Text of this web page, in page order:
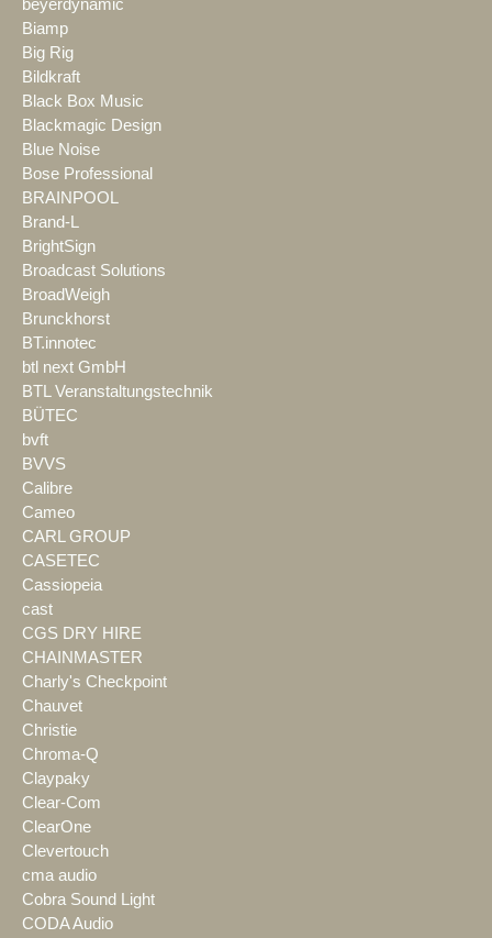
beyerdynamic
Biamp
Big Rig
Bildkraft
Black Box Music
Blackmagic Design
Blue Noise
Bose Professional
BRAINPOOL
Brand-L
BrightSign
Broadcast Solutions
BroadWeigh
Brunckhorst
BT.innotec
btl next GmbH
BTL Veranstaltungstechnik
BÜTEC
bvft
BVVS
Calibre
Cameo
CARL GROUP
CASETEC
Cassiopeia
cast
CGS DRY HIRE
CHAINMASTER
Charly's Checkpoint
Chauvet
Christie
Chroma-Q
Claypaky
Clear-Com
ClearOne
Clevertouch
cma audio
Cobra Sound Light
CODA Audio